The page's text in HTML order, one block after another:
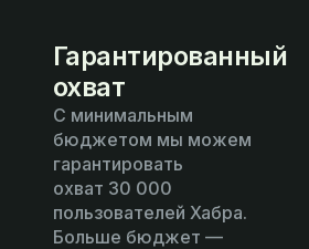
Гарантированный
охват
С минимальным
бюджетом мы можем
гарантировать
охват 30 000
пользователей Хабра.
Больше бюджет —